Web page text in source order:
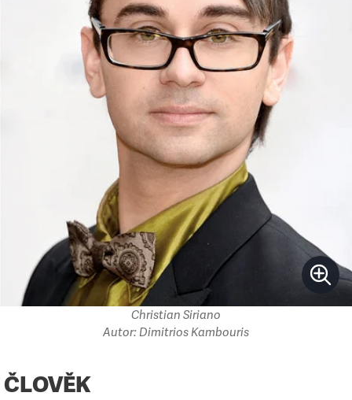
Christian Siriano
Autor: Dimitrios Kambouris
ČLOVĚK